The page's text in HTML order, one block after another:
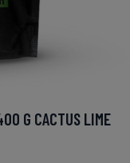
G CACTUS LIME